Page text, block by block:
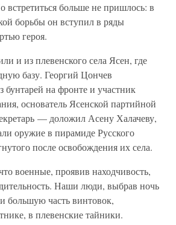
встретиться больше не пришлось: в
борьбы он вступил в ряды
героя.
и из плевенского села Ясен, где
базу. Георгий Цончев
на фронте и участник
основатель Ясенской партийной
— доложил Асену Халачеву,
оружие в пирамиде Русского
после освобождения их села.
военные, проявив находчивость,
Наши люди, выбрав ночь
большую часть винтовок,
в плевенские тайники.